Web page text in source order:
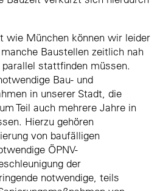
wie München können wir leider
Baustellen zeitlich nah
stattfinden müssen.
Bau- und
in unserer Stadt, die
Teil auch mehrere Jahre in
Hierzu gehören
von baufälligen
ÖPNV-
der
notwendige, teils